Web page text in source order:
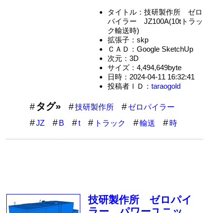
タイトル：技研製作所 ゼロ
パイラー JZ100A(10tトラッ
ク輸送時)
拡張子：skp
ＣＡＤ：Google SketchUp
次元：3D
サイズ：4,494,649byte
日時：2024-04-11 16:32:41
投稿者ＩＤ： taraogold
タグ» 技研製作所
ゼロパイラー
JZ
B t トラック 輸送 時
技研製作所 ゼロパイ